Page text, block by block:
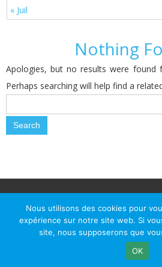
« Juil
Nothing
Apologies, but no results were found
Perhaps searching will help find a
Mairie du Passage d'Agen, BP 7, place
Le Passage d'Agen - Téléphone:
Nous utilisons des cookies pour
expérience sur notre site web. Si
site, nous supposerons que
OK